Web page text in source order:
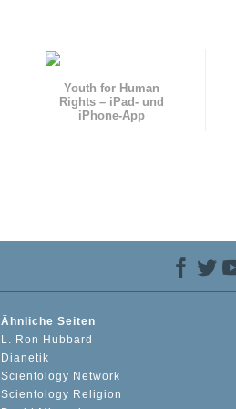
Youth for Human
Rights – iPad- und
iPhone-App
Ähnliche Seiten
L. Ron Hubbard
Dianetik
Scientology Network
Scientology Religion